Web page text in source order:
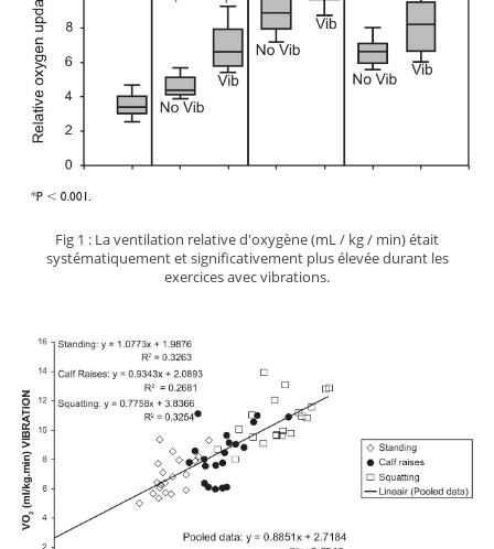
Fig 1 : La ventilation relative d'oxygène (mL / kg / min) était
systématiquement et significativement plus élevée durant les
exercices avec vibrations.